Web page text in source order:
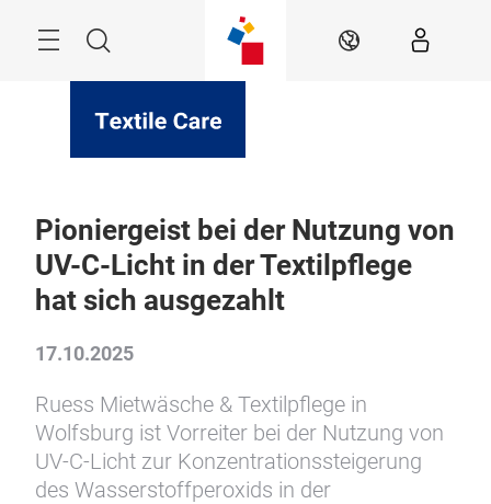
Suche DE
Pioniergeist bei der Nutzung von
UV-C-Licht in der Textilpflege
hat sich ausgezahlt
17.10.2025
Ruess Mietwäsche & Textilpflege in
Wolfsburg ist Vorreiter bei der Nutzung von
UV-C-Licht zur Konzentrationssteigerung
des Wasserstoffperoxids in der